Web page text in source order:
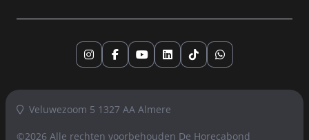
Instagram
Facebook
YouTubeLinkedIn
TikTokWhatsapp
Veluwezoom 5 1327 AA Almere
©2026 Alle rechten voorbehouden De Horecabond